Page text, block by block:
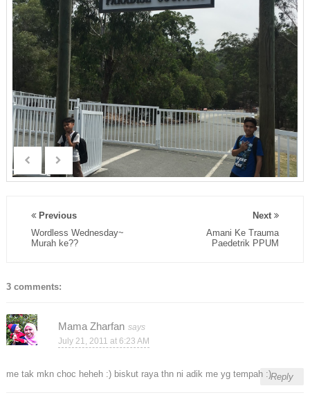
Next
Amani Ke Trauma
Paedetrik PPUM
Previous
Wordless Wednesday~
Murah ke??
3 comments:
Mama Zharfan
July 21, 2011 at 6:23 AM
me tak mkn choc heheh :) biskut raya thn ni adik me yg tempah :)Reply